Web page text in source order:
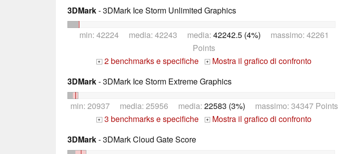
3DMark- 3DMark Ice Storm Unlimited Graphics
min: 42224 media: 42243 media: 42242.5 (4%) massimo: 42261
Points
+ 2 benchmarks e specifiche +
Mostra il grafico di confronto
3DMark- 3DMark Ice Storm Extreme Graphics
min: 20937 media: 25956 media: 22583 (3%) massimo: 34347 Points
+ 3 benchmarks e specifiche +
Mostra il grafico di confronto
3DMark- 3DMark Cloud Gate Score